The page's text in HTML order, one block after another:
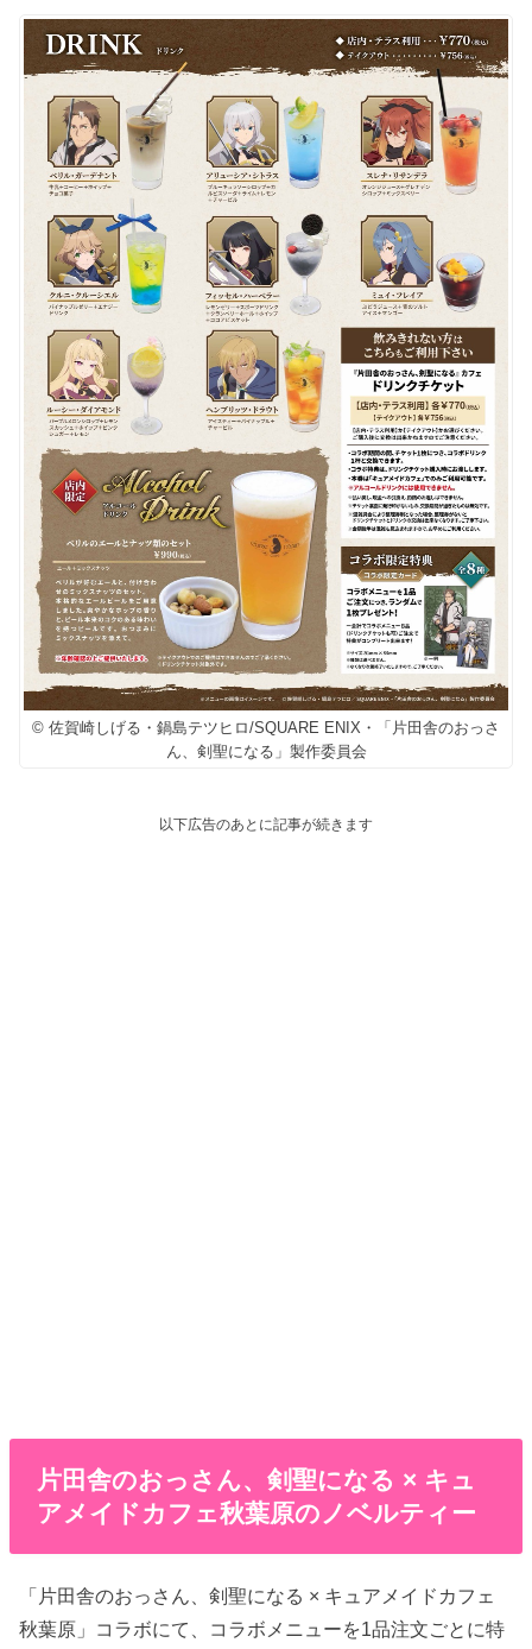
© 佐賀崎しげる・鍋島テツヒロ/SQUARE ENIX・「片田舎のおっさ
ん、剣聖になる」製作委員会
以下広告のあとに記事が続きます
片田舎のおっさん、剣聖になる × キュ
アメイドカフェ秋葉原のノベルティー
「片田舎のおっさん、剣聖になる × キュアメイドカフェ
秋葉原」コラボにて、コラボメニューを1品注文ごとに特